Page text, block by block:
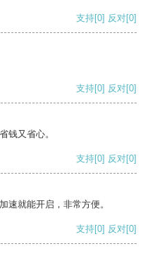
支持[0] 反对[0]
支持[0] 反对[0]
钱又省心。
支持[0] 反对[0]
速就能开启，非常方便。
支持[0] 反对[0]